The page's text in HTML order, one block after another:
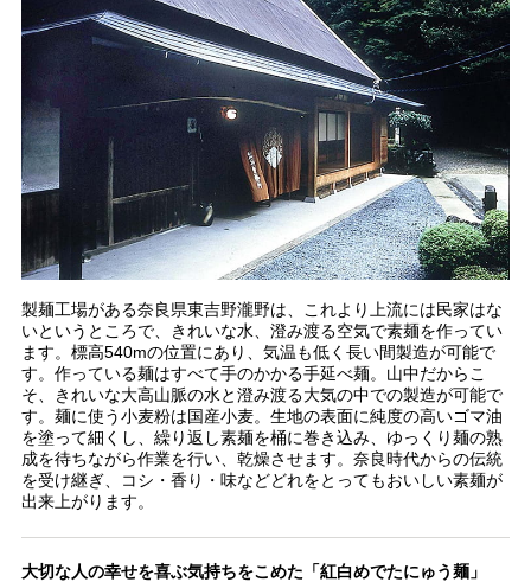
製麺工場がある奈良県東吉野瀧野は、これより上流には民家はな
いというところで、きれいな水、澄み渡る空気で素麺を作ってい
ます。標高540mの位置にあり、気温も低く長い間製造が可能で
す。作っている麺はすべて手のかかる手延べ麺。山中だからこ
そ、きれいな大高山脈の水と澄み渡る大気の中での製造が可能で
す。麺に使う小麦粉は国産小麦。生地の表面に純度の高いゴマ油
を塗って細くし、繰り返し素麺を桶に巻き込み、ゆっくり麺の熟
成を待ちながら作業を行い、乾燥させます。奈良時代からの伝統
を受け継ぎ、コシ・香り・味などどれをとってもおいしい素麺が
出来上がります。
大切な人の幸せを喜ぶ気持ちをこめた「紅白めでたにゅう麺」